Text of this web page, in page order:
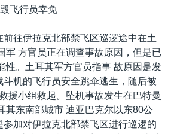
飞行员幸免
往伊拉克北部禁飞区巡逻途中在土
军 方官员正在调查事故原因，但是已
性。土耳其军方官员指事 故原因是发
机的飞行员安全跳伞逃生，随后被
援小组救起。坠机事故发生在巴特曼
其东南部城市 迪亚巴克尔以东80公
加对伊拉克北部禁飞区进行巡逻的